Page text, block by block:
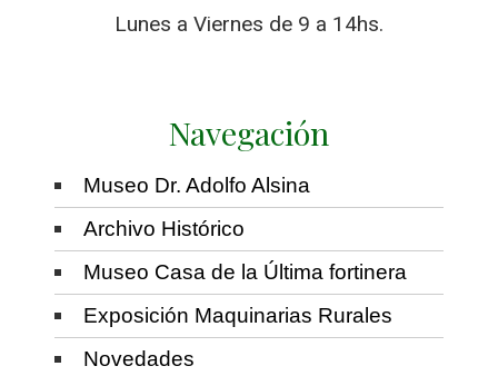
Lunes a Viernes de 9 a 14hs.
Navegación
Museo Dr. Adolfo Alsina
Archivo Histórico
Museo Casa de la Última fortinera
Exposición Maquinarias Rurales
Novedades